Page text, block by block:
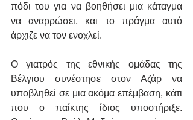
πόδι του για να βοηθήσει μια κάταγμα
να αναρρώσει, και το πράγμα αυτό
άρχιζε να τον ενοχλεί.
Ο γιατρός της εθνικής ομάδας της
Βέλγιου συνέστησε στον Αζάρ να
υποβληθεί σε μια ακόμα επέμβαση, κάτι
που ο παίκτης ίδιος υποστήριξε.